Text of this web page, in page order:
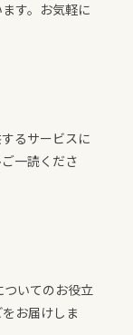
す。お気軽に
るサービスに
一読くださ
いてのお役立
お届けしま